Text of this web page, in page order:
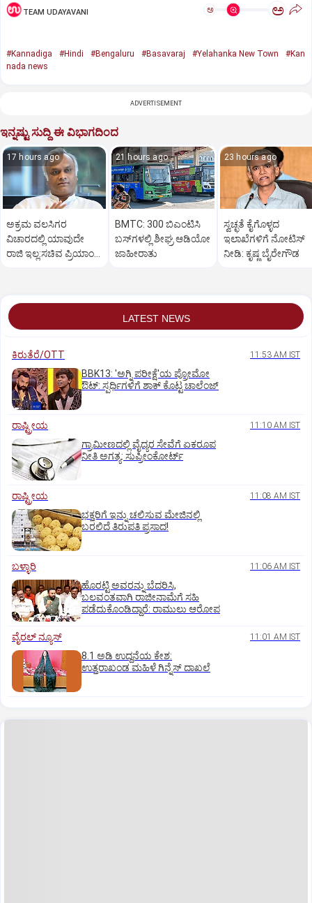
TEAM UDAYAVANI ಅ ಅ
#Kannadiga #Hindi #Bengaluru #Basavaraj #Yelahanka New Town
#Kan
nada news
ADVERTISEMENT
ಇನ್ನಷ್ಟು ಸುದ್ದಿ ಈ ವಿಭಾಗದಿಂದ
17 hours ago
ಅಕ್ರಮ ವಲಸಿಗರ
ವಿಚಾರದಲ್ಲಿ ಯಾವುದೇ
ರಾಜಿ ಇಲ್ಲ:ಸಚಿವ ಪ್ರಿಯಾಂಕ್
21 hours ago
BMTC: 300 ಬಿಎಂಟಿಸಿ
ಬಸ್‌ಗಳಲ್ಲಿ ಶೀಘ್ರ ಆಡಿಯೋ
ಜಾಹೀರಾತು
23 hours ago
ಸ್ವಚ್ಛತೆ ಕೈಗೊಳ್ಳದ
ಇಲಾಖೆಗಳಿಗೆ ನೋಟಿಸ್‌
ನೀಡಿ: ಕೃಷ್ಣ ಬೈರೇಗೌಡ
LATEST NEWS
ಕಿರುತೆರೆ/OTT 11:53 AM IST
BBK13: 'ಅಗ್ನಿ ಪರೀಕ್ಷೆ'ಯ ಪ್ರೋಮೋ
ಔಟ್: ಸ್ಪರ್ಧಿಗಳಿಗೆ ಶಾಕ್ ಕೊಟ್ಟ ಚಾಲೆಂಜ್
ರಾಷ್ಟ್ರೀಯ 11:10 AM IST
ಗ್ರಾಮೀಣದಲ್ಲಿ ವೈದ್ಯರ ಸೇವೆಗೆ ಏಕರೂಪ
ನೀತಿ ಅಗತ್ಯ: ಸುಪ್ರೀಂಕೋರ್ಟ್‌
ರಾಷ್ಟ್ರೀಯ 11:08 AM IST
ಭಕ್ತರಿಗೆ ಇನ್ನು ಚಲಿಸುವ ಮೇಜಿನಲ್ಲಿ
ಬರಲಿದೆ ತಿರುಪತಿ ಪ್ರಸಾದ!
ಬಳ್ಳಾರಿ 11:06 AM IST
ಹೊರಟ್ಟಿ ಅವರನ್ನು ಬೆದರಿಸಿ,
ಬಲವಂತವಾಗಿ ರಾಜೀನಾಮೆಗೆ ಸಹಿ
ಪಡೆದುಕೊಂಡಿದ್ದಾರೆ: ರಾಮುಲು ಆರೋಪ
ವೈರಲ್ ನ್ಯೂಸ್ 11:01 AM IST
8.1 ಅಡಿ ಉದ್ದನೆಯ ಕೇಶ:
ಉತ್ತರಾಖಂಡ ಮಹಿಳೆ ಗಿನ್ನೆಸ್‌ ದಾಖಲೆ